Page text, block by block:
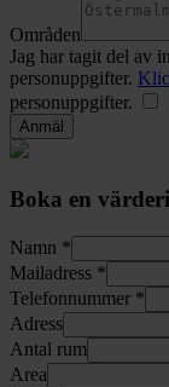
Områden
Jag har tagit del av
personuppgifter.
personuppgifter.
Boka en
Namn *
Mailadress *
Telefonnummer *
Adress
Antal rum
Area